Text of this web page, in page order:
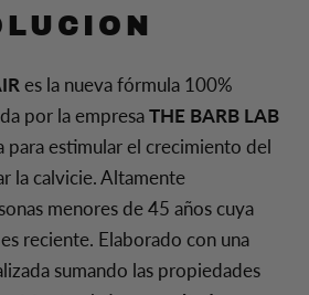
es la nueva fórmula 100%
por la empresaTHE BARB LAB
para estimular el crecimiento del
la calvicie. Altamente
menores de 45 años cuya
reciente. Elaborado con una
sumando las propiedades